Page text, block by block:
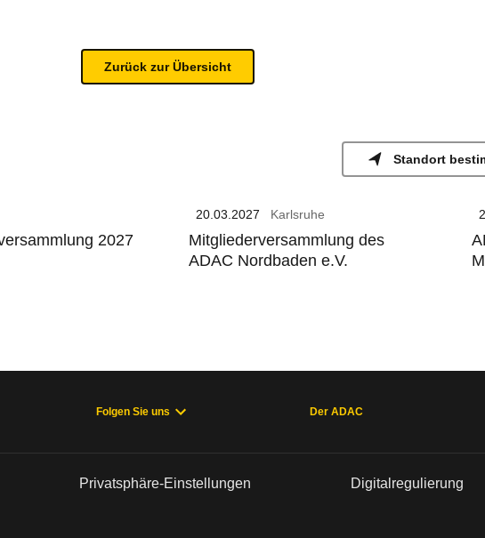
Zurück zur Übersicht
2027
20.03.2027
GenoHotel Karlsruhe
Mitgliederversammlung des
ADAC Nordbaden e.V.
Standort
Folgen Sie uns Der ADAC
Privatsphäre-Einstellungen Digitalregulierung